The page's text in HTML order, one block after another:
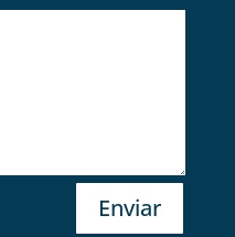
Enviar